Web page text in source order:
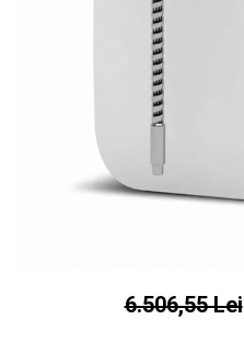
6.506,55 Lei